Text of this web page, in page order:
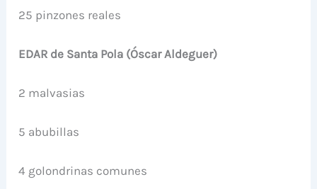
25 pinzones reales
EDAR de Santa Pola (Óscar Aldeguer)
2 malvasias
5 abubillas
4 golondrinas comunes